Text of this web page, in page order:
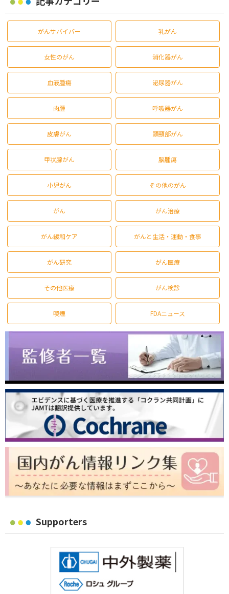
がんサバイバー 乳がん
女性のがん 消化器がん
血液腫瘍 泌尿器がん
肉腫 呼吸器がん
皮膚がん 頭頸部がん
甲状腺がん 脳腫瘍
小児がん その他のがん
がん がん治療
がん緩和ケア がんと生活・運動・食事
がん研究 がん医療
その他医療 がん検診
喫煙 FDAニュース
Supporters